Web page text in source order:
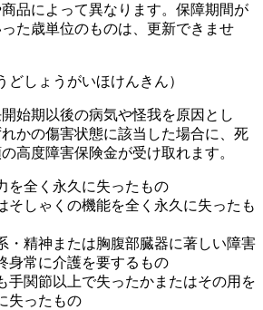
品によって異なります。保障期間が
た歳単位のものは、更新できませ
しょうがいほけんきん）
始期以後の病気や怪我を原因とし
かの傷害状態に該当した場合に、死
高度障害保険金が受け取れます。
を全く永久に失ったもの
そしゃくの機能を全く永久に失ったも
・精神または胸腹部臓器に著しい障害
身常に介護を要するもの
手関節以上で失ったかまたはその用を
失ったもの